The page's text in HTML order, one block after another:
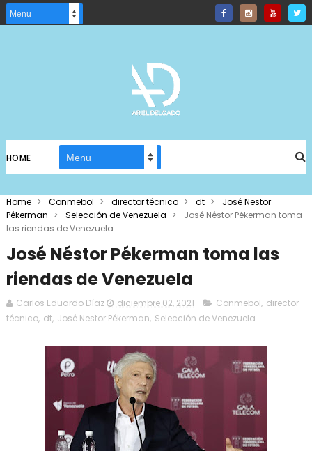
HOME
Home > Conmebol > director técnico > dt >
José Nestor
Pékerman > Selección de Venezuela >
José Néstor Pékerman toma
las riendas de Venezuela
José Néstor Pékerman toma las
riendas de Venezuela
Carlos Eduardo Díaz diciembre 02, 2021 Conmebol, director
técnico, dt, José Nestor Pékerman, Selección de Venezuela